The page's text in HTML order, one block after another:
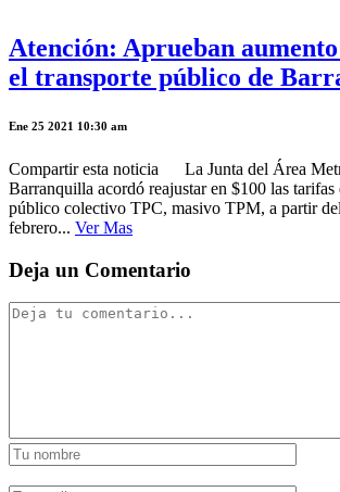
Atención: Aprueban
el transporte público de
Ene 25 2021 10:30 am
Compartir esta noticia La Junta del Área
Barranquilla acordó reajustar en $100 las tarifas
público colectivo TPC, masivo TPM, a partir
febrero... Ver Mas
Deja un Comentario